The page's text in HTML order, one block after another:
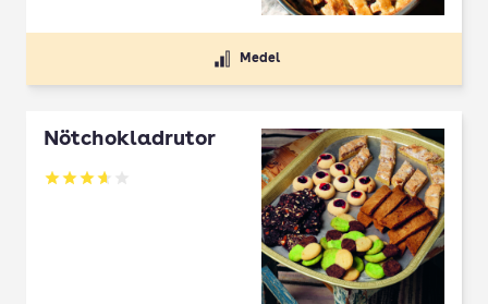
Medel
Nötchokladrutor
Betyg: 3.65 av 5